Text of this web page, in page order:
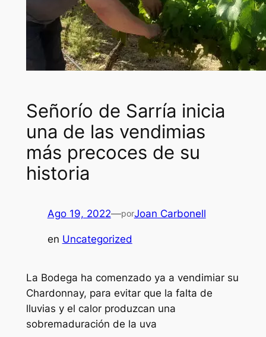
Señorío de Sarría inicia
una de las vendimias
más precoces de su
historia
Ago 19, 2022—porJoan Carbonell
en Uncategorized
La Bodega ha comenzado ya a vendimiar su
Chardonnay, para evitar que la falta de
lluvias y el calor produzcan una
sobremaduración de la uva